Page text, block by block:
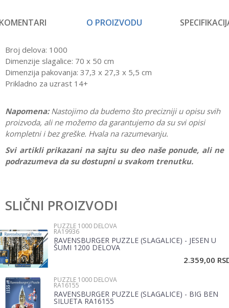
O PROIZVODU
Broj delova: 1000
Dimenzije slagalice: 70 x 50 cm
Dimenzija pakovanja: 37,3 x 27,3 x 5,5 cm
Prikladno za uzrast 14+
Napomena: Nastojimo da budemo što precizniji u opisu svih
proizvoda, ali ne možemo da garantujemo da su svi opisi
kompletni i bez greške. Hvala na razumevanju.
Svi artikli prikazani na sajtu su deo naše ponude, ali ne
podrazumeva da su dostupni u svakom trenutku.
Brend
Pol
Ime/Nadimak
Email
Poruka
SLIČNI PROIZVODI
PUZZLE 1000 DELOVA
RA19936
RAVENSBURGER PUZZLE (SLAGALICE) - JESEN U
ŠUMI 1200 DELOVA
2.359,00
PUZZLE 1000 DELOVA
RA16155
RAVENSBURGER PUZZLE (SLAGALICE) - BIG BEN
SILUETA RA16155